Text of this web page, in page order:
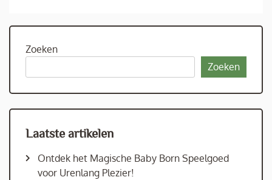
Zoeken
Zoeken
Laatste artikelen
Ontdek het Magische Baby Born Speelgoed
voor Urenlang Plezier!